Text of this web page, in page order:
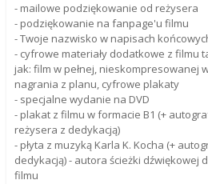
- mailowe podziękowanie od reżysera
- podziękowanie na fanpage'u filmu
- Twoje nazwisko w napisach
- cyfrowe materiały dodatkowe z filmu
jak: film w pełnej, nieskompresowanej
nagrania z planu, cyfrowe plakaty
- specjalne wydanie na DVD
- plakat z filmu w formacie B1 (+
reżysera z dedykacją)
- płyta z muzyką Karla K. Kocha (+
dedykacją) - autora ścieżki dźwiękowej
filmu